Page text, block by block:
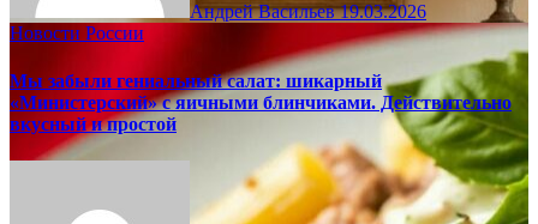
Андрей Васильев19.03.2026
Новости России
Мы забыли гениальный салат: шикарный
«Министерский» с яичными блинчиками. Действительно
вкусный и простой